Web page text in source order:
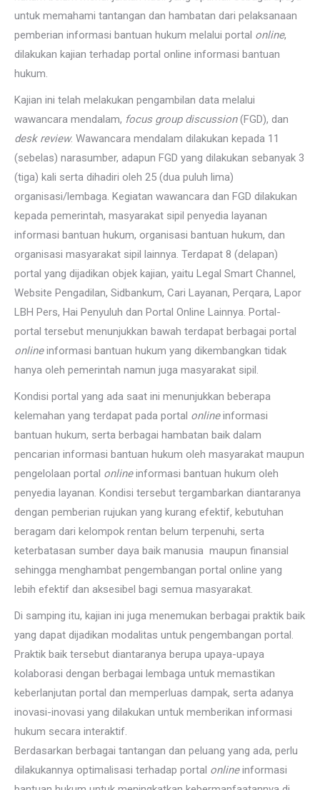
untuk memahami tantangan dan hambatan dari pelaksanaan
pemberian informasi bantuan hukum melalui portal online,
dilakukan kajian terhadap portal online informasi bantuan
hukum.
Kajian ini telah melakukan pengambilan data melalui
wawancara mendalam, focus group discussion(FGD), dan
desk review. Wawancara mendalam dilakukan kepada 11
(sebelas) narasumber, adapun FGD yang dilakukan sebanyak 3
(tiga) kali serta dihadiri oleh 25 (dua puluh lima)
organisasi/lembaga. Kegiatan wawancara dan FGD dilakukan
kepada pemerintah, masyarakat sipil penyedia layanan
informasi bantuan hukum, organisasi bantuan hukum, dan
organisasi masyarakat sipil lainnya. Terdapat 8 (delapan)
portal yang dijadikan objek kajian, yaitu Legal Smart Channel,
Website Pengadilan, Sidbankum, Cari Layanan, Perqara, Lapor
LBH Pers, Hai Penyuluh dan Portal Online Lainnya. Portal-
portal tersebut menunjukkan bawah terdapat berbagai portal
onlineinformasi bantuan hukum yang dikembangkan tidak
hanya oleh pemerintah namun juga masyarakat sipil.
Kondisi portal yang ada saat ini menunjukkan beberapa
kelemahan yang terdapat pada portal onlineinformasi
bantuan hukum, serta berbagai hambatan baik dalam
pencarian informasi bantuan hukum oleh masyarakat maupun
pengelolaan portal onlineinformasi bantuan hukum oleh
penyedia layanan. Kondisi tersebut tergambarkan diantaranya
dengan pemberian rujukan yang kurang efektif, kebutuhan
beragam dari kelompok rentan belum terpenuhi, serta
keterbatasan sumber daya baik manusia maupun finansial
sehingga menghambat pengembangan portal online yang
lebih efektif dan aksesibel bagi semua masyarakat.
Di samping itu, kajian ini juga menemukan berbagai praktik baik
yang dapat dijadikan modalitas untuk pengembangan portal.
Praktik baik tersebut diantaranya berupa upaya-upaya
kolaborasi dengan berbagai lembaga untuk memastikan
keberlanjutan portal dan memperluas dampak, serta adanya
inovasi-inovasi yang dilakukan untuk memberikan informasi
hukum secara interaktif.
Berdasarkan berbagai tantangan dan peluang yang ada, perlu
dilakukannya optimalisasi terhadap portal onlineinformasi